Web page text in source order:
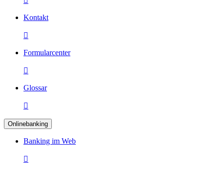
Kontakt

Formularcenter

Glossar

Onlinebanking
Banking im Web
